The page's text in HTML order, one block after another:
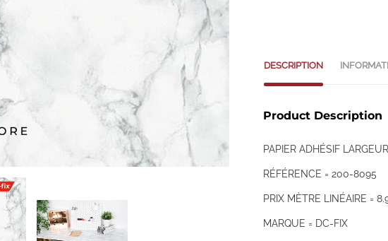
DESCRIPTION
Product Description
PAPIER ADHÉSIF
RÉFÉRENCE = 200-8095
PRIX MÈTRE LINÉAIRE =
MARQUE = DC-FIX